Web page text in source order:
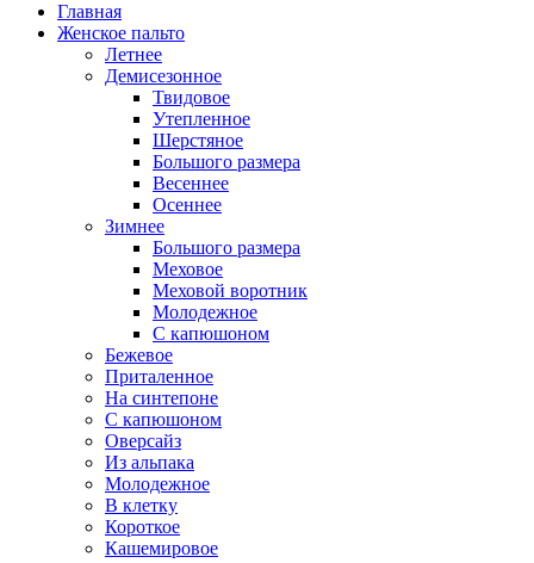
Главная
Женское пальто
Летнее
Демисезонное
Твидовое
Утепленное
Шерстяное
Большого размера
Весеннее
Осеннее
Зимнее
Большого размера
Меховое
Меховой воротник
Молодежное
С капюшоном
Бежевое
Приталенное
На синтепоне
С капюшоном
Оверсайз
Из альпака
Молодежное
В клетку
Короткое
Кашемировое